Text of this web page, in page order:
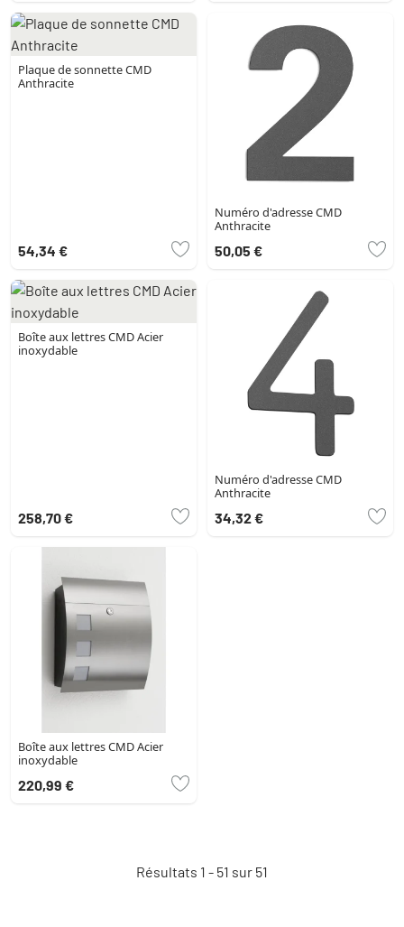
Plaque de sonnette CMD
Anthracite
54,34 €
Numéro d'adresse CMD
Anthracite
50,05 €
Boîte aux lettres CMD Acier
inoxydable
258,70 €
Numéro d'adresse CMD
Anthracite
34,32 €
Boîte aux lettres CMD Acier
inoxydable
220,99 €
Résultats 1 - 51 sur 51